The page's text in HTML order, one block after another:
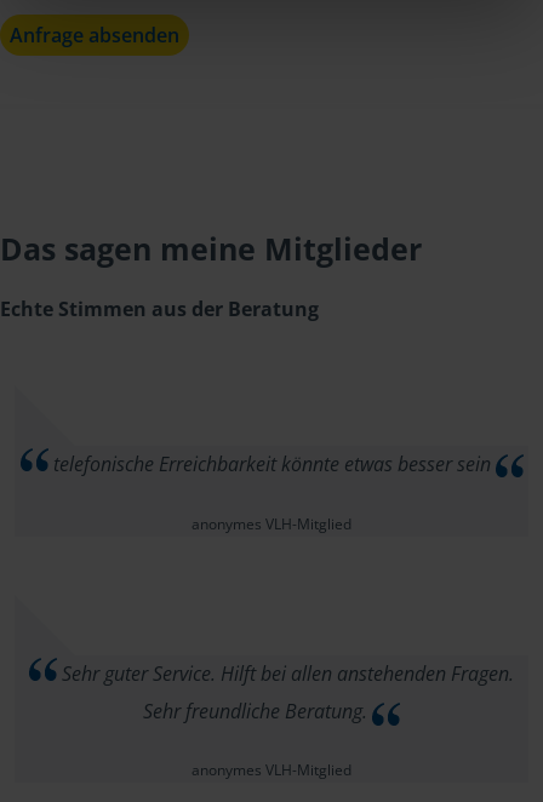
Anfrage absenden
Das sagen meine Mitglieder
Echte Stimmen aus der Beratung
telefonische Erreichbarkeit könnte etwas besser sein
anonymes VLH-Mitglied
Sehr guter Service. Hilft bei allen anstehenden Fragen.
Sehr freundliche Beratung.
anonymes VLH-Mitglied